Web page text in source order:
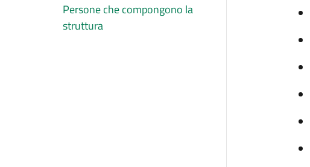
Persone che compongono la
struttura